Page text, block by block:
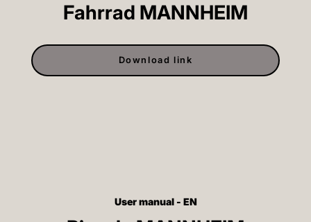
Fahrrad MANNHEIM
Download link
User manual - EN